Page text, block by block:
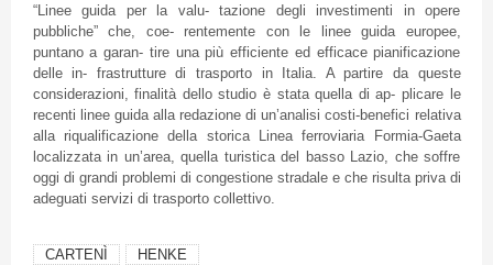
“Linee guida per la valu- tazione degli investimenti in opere
pubbliche” che, coe- rentemente con le linee guida europee,
puntano a garan- tire una più efficiente ed efficace pianificazione
delle in- frastrutture di trasporto in Italia. A partire da queste
considerazioni, finalità dello studio è stata quella di ap- plicare le
recenti linee guida alla redazione di un’analisi costi-benefici relativa
alla riqualificazione della storica Linea ferroviaria Formia-Gaeta
localizzata in un’area, quella turistica del basso Lazio, che soffre
oggi di grandi problemi di congestione stradale e che risulta priva di
adeguati servizi di trasporto collettivo.
CARTENÌ HENKE